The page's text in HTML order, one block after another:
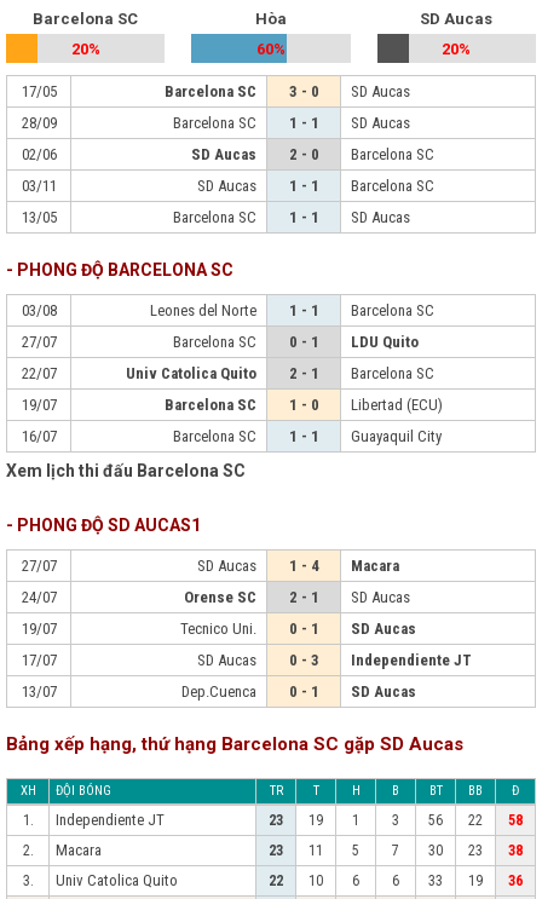
Barcelona SC
20%
Hòa
60%
SD Aucas
20%
17/05 Barcelona SC 3 - 0
SD Aucas
28/09
Barcelona SC 1 - 1
SD Aucas
02/06
SD Aucas 2 - 0
Barcelona SC
03/11
SD Aucas 1 - 1
Barcelona SC
13/05
Barcelona SC 1 - 1 SD Aucas
- PHONG ĐỘ BARCELONA SC
03/08 Leones del Norte 1 - 1
Barcelona SC
27/07
Barcelona SC 0 - 1
LDU Quito
22/07
Univ Catolica Quito 2 - 1
Barcelona SC
19/07
Barcelona SC 1 - 0
Libertad (ECU)
16/07
Barcelona SC 1 - 1 Guayaquil City
Xem lịch thi đấu Barcelona SC
- PHONG ĐỘ SD AUCAS1
27/07 SD Aucas 1 - 4
Macara
24/07
Orense SC 2 - 1
SD Aucas
19/07
Tecnico Uni. 0 - 1
SD Aucas
17/07
SD Aucas 0 - 3
Independiente JT
13/07
Dep.Cuenca 0 - 1 SD Aucas
Bảng xếp hạng, thứ hạng Barcelona SC gặp SD Aucas
XH ĐỘI BÓNG TR T H B BT BB Đ
1. Independiente JT 23 19 1 3 56 22
58
2.
Macara 23 11 5 7 30 23
38
3.
Univ Catolica Quito 22 10 6 6 33 19
36